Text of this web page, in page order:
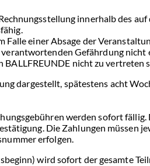
innerhalb des auf
einer Absage der
Gefährdung nicht
nicht zu vertreten
dargestellt, spätestens acht
werden sofort fällig.
Die Zahlungen müssen
erfolgen.
wird sofort der gesamte